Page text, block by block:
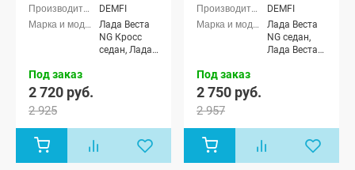
DEMFI
Лада Веста
NG Кросс
седан, Лада
Лада Веста
(SW) Кросс
универсал
Под заказ
2 720 руб.
2 925
DEMFI
Лада Веста
NG седан,
Лада Веста
универсал
Под заказ
2 750 руб.
2 957